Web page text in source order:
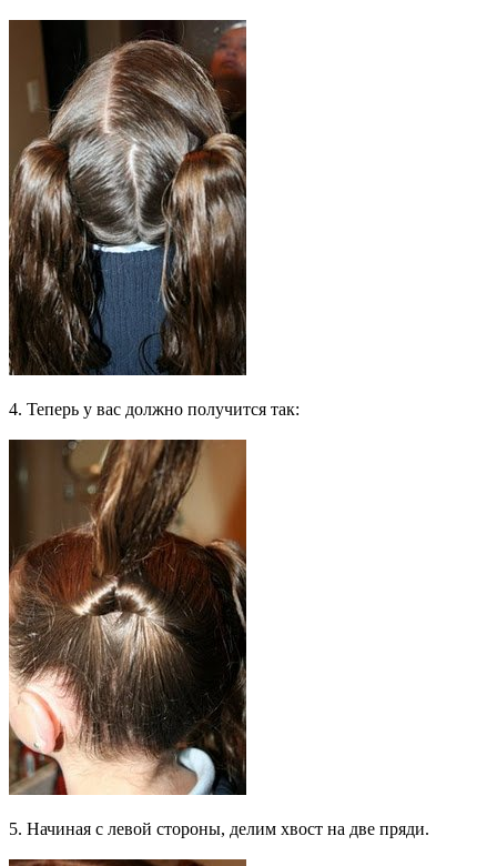
4. Теперь у вас должно получится так:
5. Начиная с левой стороны, делим хвост на две пряди.